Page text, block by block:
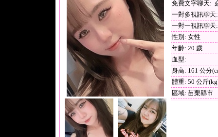
免費文字聊天:
一對多視訊聊天
一對一視訊聊天
性別: 女性
年齡: 20 歲
血型:
身高: 161 公分
體重: 50 公斤
區域: 苗栗縣市